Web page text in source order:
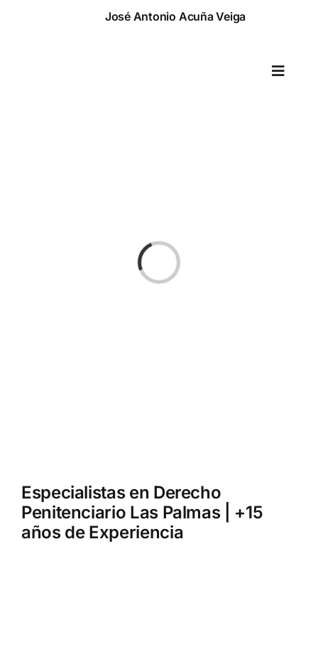
José Antonio Acuña Veiga
Toggle
Cargando...
Especialistas en Derecho
Penitenciario Las Palmas | +15
años de Experiencia